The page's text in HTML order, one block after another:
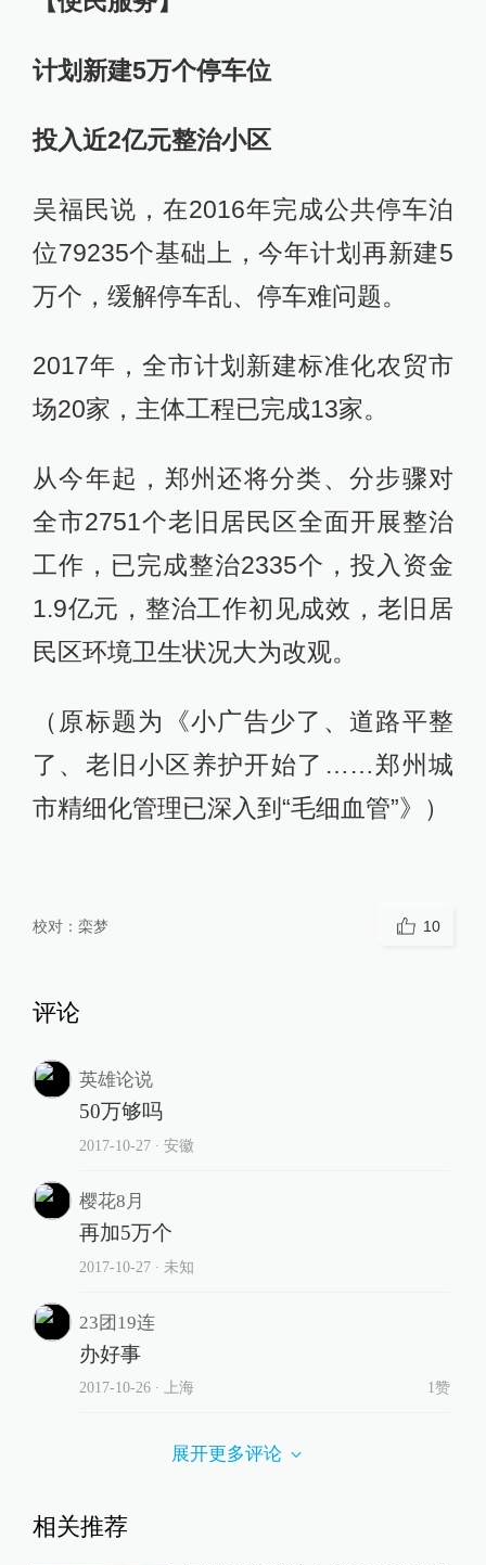
计划新建5万个停车位
投入近2亿元整治小区
吴福民说，在2016年完成公共停车泊
位79235个基础上，今年计划再新建5
万个，缓解停车乱、停车难问题。
2017年，全市计划新建标准化农贸市
场20家，主体工程已完成13家。
从今年起，郑州还将分类、分步骤对
全市2751个老旧居民区全面开展整治
工作，已完成整治2335个，投入资金
1.9亿元，整治工作初见成效，老旧居
民区环境卫生状况大为改观。
（原标题为《小广告少了、道路平整
了、老旧小区养护开始了……郑州城
市精细化管理已深入到“毛细血管”》）
校对： 栾梦 10
评论
英雄论说
50万够吗
2017-10-27∙ 安徽
樱花8月
再加5万个
2017-10-27∙ 未知
23团19连
办好事
2017-10-26∙ 上海 1赞
展开更多评论
相关推荐